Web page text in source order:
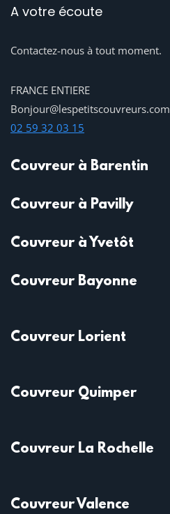
A votre écoute
Contactez-nous à tout moment.
FRANCE ENTIERE
Bonjour@lespetitscouvreurs.com
02 59 32 03 15
Couvreur à Barentin
Couvreur à Pavilly
Couvreur à Yvetôt
Couvreur Bayonne
Couvreur Lorient
Couvreur Quimper
Couvreur La Rochelle
Couvreur Valence